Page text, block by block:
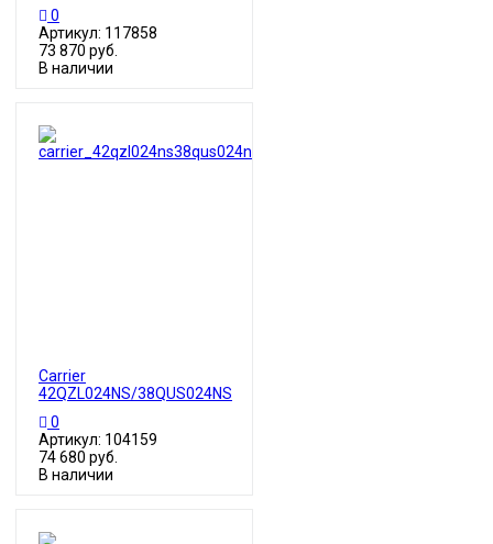
0
Артикул: 117858
73 870 руб.
В наличии
Carrier
42QZL024NS/38QUS024NS
0
Артикул: 104159
74 680 руб.
В наличии